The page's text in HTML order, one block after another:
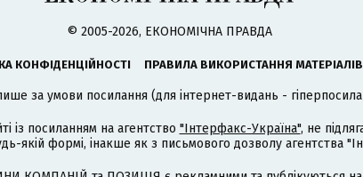
© 2005-2026, ЕКОНОМІЧНА ПРАВДА
КОНФІДЕНЦІЙНОСТІ ПРАВИЛА ВИКОРИСТАННЯ
за умови посилання (для інтернет-видань -
із посиланням на агентство "Інтерфакс-Україна", не
якій формі, інакше як з письмового дозволу агентства